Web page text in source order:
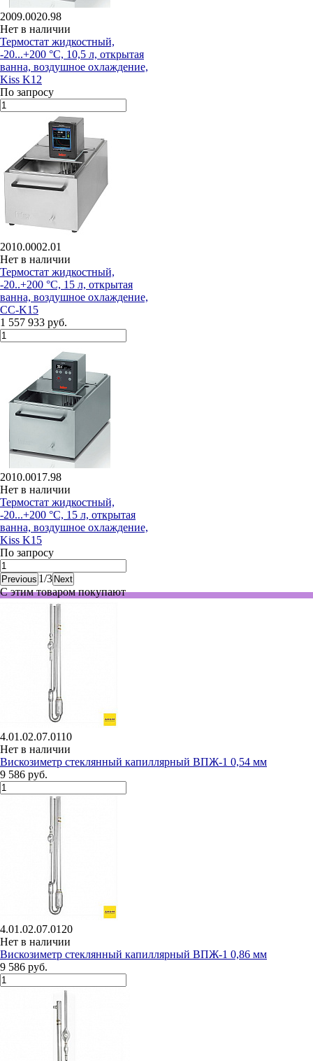
2009.0020.98
Нет в наличии
Термостат жидкостный,
-20...+200 °С, 10,5 л, открытая
ванна, воздушное охлаждение,
Kiss K12
По запросу
2010.0002.01
Нет в наличии
Термостат жидкостный,
-20..+200 °С, 15 л, открытая
ванна, воздушное охлаждение,
CC-K15
1 557 933 руб.
2010.0017.98
Нет в наличии
Термостат жидкостный,
-20...+200 °С, 15 л, открытая
ванна, воздушное охлаждение,
Kiss K15
По запросу
Previous 1/3 Next
С этим товаром покупают
4.01.02.07.0110
Нет в наличии
Вискозиметр стеклянный капиллярный ВПЖ-1 0,54 мм
9 586 руб.
4.01.02.07.0120
Нет в наличии
Вискозиметр стеклянный капиллярный ВПЖ-1 0,86 мм
9 586 руб.